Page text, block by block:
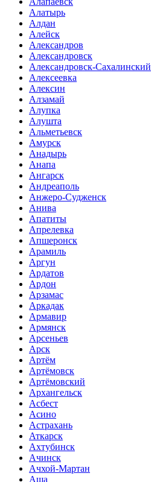
Алатырь
Алдан
Алейск
Александров
Александровск
Александровск-Сахалинский
Алексеевка
Алексин
Алзамай
Алупка
Алушта
Альметьевск
Амурск
Анадырь
Анапа
Ангарск
Андреаполь
Анжеро-Судженск
Анива
Апатиты
Апрелевка
Апшеронск
Арамиль
Аргун
Ардатов
Ардон
Арзамас
Аркадак
Армавир
Армянск
Арсеньев
Арск
Артём
Артёмовск
Артёмовский
Архангельск
Асбест
Асино
Астрахань
Аткарск
Ахтубинск
Ачинск
Ачхой-Мартан
Аша